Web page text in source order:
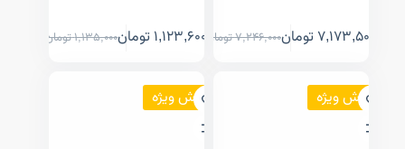
7,246,000تومان 7,173,500 تومان 1,135,000تومان 1,123,600 تومان
فروش ویژه فروش ویژه